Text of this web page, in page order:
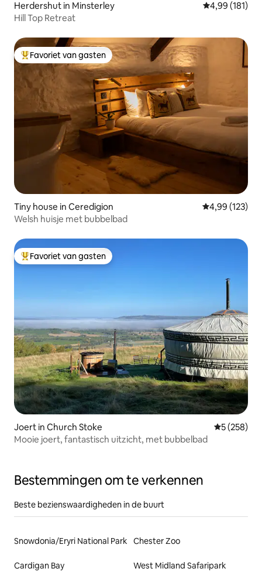
Herdershut in Minsterley Gemiddelde
4,99 (181)
Hill Top Retreat
Topfavoriet van gasten
Favoriet van gasten
Tiny house in Ceredigion Gemiddelde
4,99 (123)
Welsh huisje met bubbelbad
Topfavoriet van gasten
Favoriet van gasten
Joert in Church Stoke
5 (258)
Mooie joert, fantastisch uitzicht, met bubbelbad
Bestemmingen om te verkennen
Beste bezienswaardigheden in de buurt
Snowdonia/Eryri National Park Chester Zoo
Cardigan Bay West Midland Safaripark